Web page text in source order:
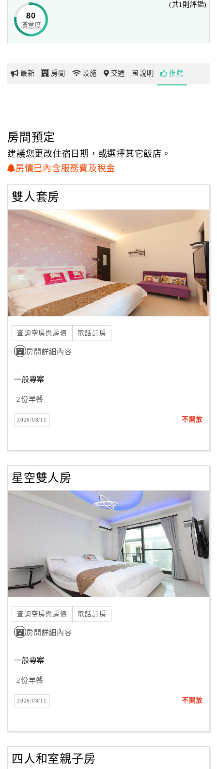
網
玩
地
圖
顧
務
顧
客
滿
意
度
訂
單
管
理
員
戶
客
服
聯
客
紅
利
查
訂
房
Q&A
旅
卡
外租屋的長租者也能夠感受到家的溫暖。
房間內延續著客廳的時尚風格，搭配上絢麗的燈光打造出神
祕的氣息，
80
滿意度
(共1則評鑑)
最新 房間 設施 交通 說明 推薦
房間預定
建議您更改住宿日期，或選擇其它飯店。
房價已內含服務費及稅金
雙人套房
查詢空房與房價 電話訂房
房間詳細內容
一般專案
2份早餐
2026/08/11 不開放
星空雙人房
查詢空房與房價 電話訂房
房間詳細內容
一般專案
2份早餐
2026/08/11 不開放
四人和室親子房